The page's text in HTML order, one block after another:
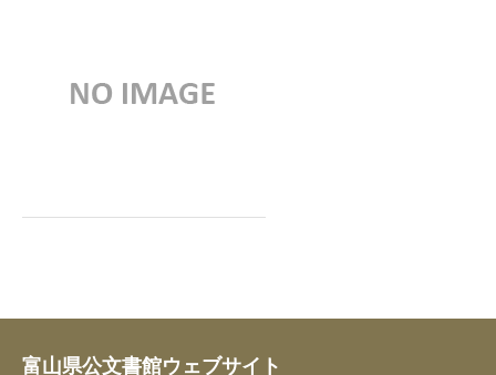
富山県公文書館ウェブサイト